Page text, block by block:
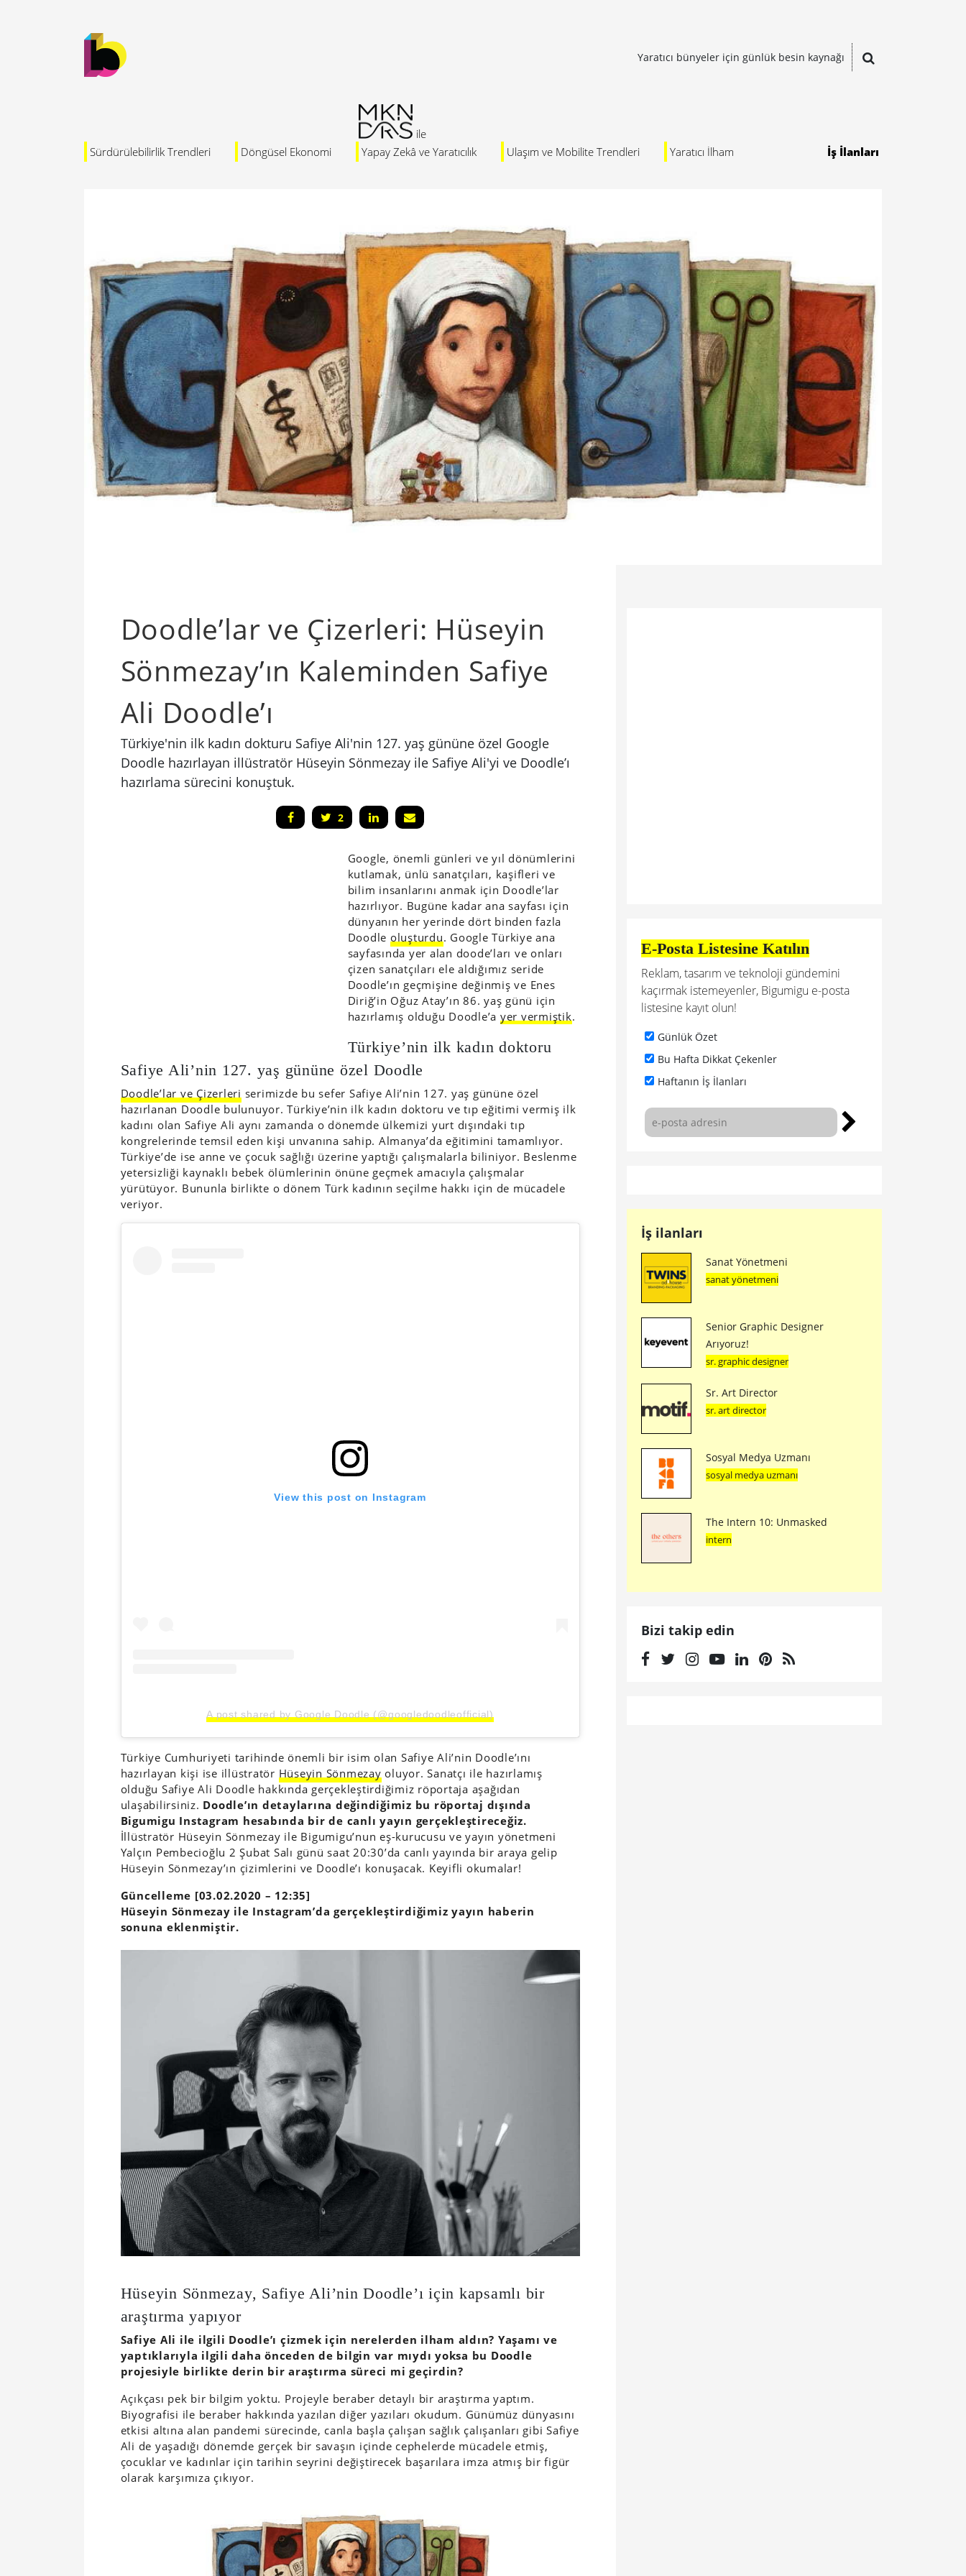
Yaratıcı bünyeler için günlük besin kaynağı
Sürdürülebilirlik Trendleri Döngüsel Ekonomi Yapay Zekâ ve Yaratıcılık Ulaşım ve Mobilite Trendleri Yaratıcı İlham İş İlanları
Doodle’lar ve Çizerleri: Hüseyin
Sönmezay’ın Kaleminden Safiye
Ali Doodle’ı
Türkiye'nin ilk kadın dokturu Safiye Ali'nin 127. yaş gününe özel Google
Doodle hazırlayan illüstratör Hüseyin Sönmezay ile Safiye Ali'yi ve Doodle’ı
hazırlama sürecini konuştuk.
2
Google, önemli günleri ve yıl dönümlerini
kutlamak, ünlü sanatçıları, kaşifleri ve
bilim insanlarını anmak için Doodle’lar
hazırlıyor. Bugüne kadar ana sayfası için
dünyanın her yerinde dört binden fazla
Doodle oluşturdu. Google Türkiye ana
sayfasında yer alan doode’ları ve onları
çizen sanatçıları ele aldığımız seride
Doodle’ın geçmişine değinmiş ve Enes
Diriğ’in Oğuz Atay’ın 86. yaş günü için
hazırlamış olduğu Doodle’a yer vermiştik.
Türkiye’nin ilk kadın doktoru
Safiye Ali’nin 127. yaş gününe özel Doodle
Doodle’lar ve Çizerleri serimizde bu sefer Safiye Ali’nin 127. yaş gününe özel
hazırlanan Doodle bulunuyor. Türkiye’nin ilk kadın doktoru ve tıp eğitimi vermiş ilk
kadını olan Safiye Ali aynı zamanda o dönemde ülkemizi yurt dışındaki tıp
kongrelerinde temsil eden kişi unvanına sahip. Almanya’da eğitimini tamamlıyor.
Türkiye’de ise anne ve çocuk sağlığı üzerine yaptığı çalışmalarla biliniyor. Beslenme
yetersizliği kaynaklı bebek ölümlerinin önüne geçmek amacıyla çalışmalar
yürütüyor. Bununla birlikte o dönem Türk kadının seçilme hakkı için de mücadele
veriyor.
View this post on Instagram
A post shared by Google Doodle (@googledoodleofficial)
Türkiye Cumhuriyeti tarihinde önemli bir isim olan Safiye Ali’nin Doodle’ını
hazırlayan kişi ise illüstratör Hüseyin Sönmezay oluyor. Sanatçı ile hazırlamış
olduğu Safiye Ali Doodle hakkında gerçekleştirdiğimiz röportaja aşağıdan
ulaşabilirsiniz. Doodle’ın detaylarına değindiğimiz bu röportaj dışında
Bigumigu Instagram hesabında bir de canlı yayın gerçekleştireceğiz.
İllüstratör Hüseyin Sönmezay ile Bigumigu’nun eş-kurucusu ve yayın yönetmeni
Yalçın Pembecioğlu 2 Şubat Salı günü saat 20:30’da canlı yayında bir araya gelip
Hüseyin Sönmezay’ın çizimlerini ve Doodle’ı konuşacak. Keyifli okumalar!
Güncelleme [03.02.2020 – 12:35]
Hüseyin Sönmezay ile Instagram’da gerçekleştirdiğimiz yayın haberin
sonuna eklenmiştir.
Hüseyin Sönmezay, Safiye Ali’nin Doodle’ı için kapsamlı bir
araştırma yapıyor
Safiye Ali ile ilgili Doodle’ı çizmek için nerelerden ilham aldın? Yaşamı ve
yaptıklarıyla ilgili daha önceden de bilgin var mıydı yoksa bu Doodle
projesiyle birlikte derin bir araştırma süreci mi geçirdin?
Açıkçası pek bir bilgim yoktu. Projeyle beraber detaylı bir araştırma yaptım.
Biyografisi ile beraber hakkında yazılan diğer yazıları okudum. Günümüz dünyasını
etkisi altına alan pandemi sürecinde, canla başla çalışan sağlık çalışanları gibi Safiye
Ali de yaşadığı dönemde gerçek bir savaşın içinde cephelerde mücadele etmiş,
çocuklar ve kadınlar için tarihin seyrini değiştirecek başarılara imza atmış bir figür
olarak karşımıza çıkıyor.
E-Posta Listesine Katılın
Reklam, tasarım ve teknoloji gündemini
kaçırmak istemeyenler, Bigumigu e-posta
listesine kayıt olun!
Günlük Özet
Bu Hafta Dikkat Çekenler
Haftanın İş İlanları
İş ilanları
Sanat Yönetmeni
sanat yönetmeni
Senior Graphic Designer
Arıyoruz!
sr. graphic designer
Sr. Art Director
sr. art director
Sosyal Medya Uzmanı
sosyal medya uzmanı
The Intern 10: Unmasked
intern
Bizi takip edin